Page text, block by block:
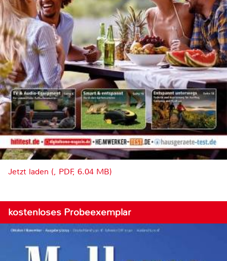
Jetzt laden (, PDF, 6.04 MB)
kostenloses Probeexemplar